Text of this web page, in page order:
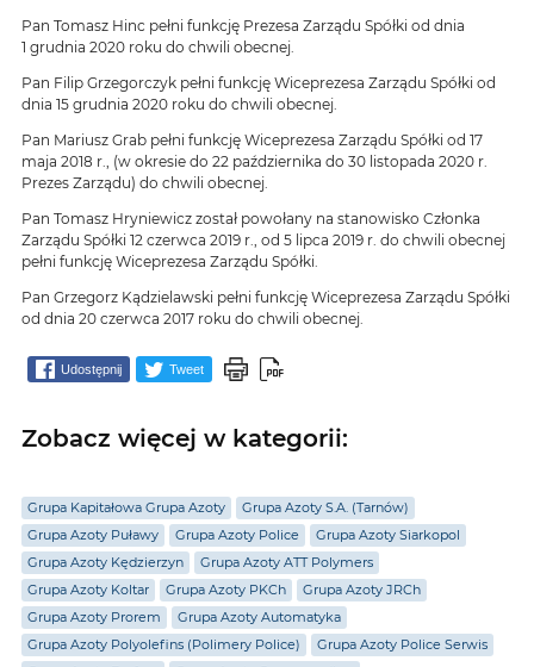
Pan Tomasz Hinc pełni funkcję Prezesa Zarządu Spółki od dnia
1 grudnia 2020 roku do chwili obecnej.
Pan Filip Grzegorczyk pełni funkcję Wiceprezesa Zarządu Spółki od
dnia 15 grudnia 2020 roku do chwili obecnej.
Pan Mariusz Grab pełni funkcję Wiceprezesa Zarządu Spółki od 17
maja 2018 r., (w okresie do 22 października do 30 listopada 2020 r.
Prezes Zarządu) do chwili obecnej.
Pan Tomasz Hryniewicz został powołany na stanowisko Członka
Zarządu Spółki 12 czerwca 2019 r., od 5 lipca 2019 r. do chwili obecnej
pełni funkcję Wiceprezesa Zarządu Spółki.
Pan Grzegorz Kądzielawski pełni funkcję Wiceprezesa Zarządu Spółki
od dnia 20 czerwca 2017 roku do chwili obecnej.
Udostępnij Tweet
Zobacz więcej w kategorii:
Grupa Kapitałowa Grupa Azoty
Grupa Azoty S.A. (Tarnów)
Grupa Azoty Puławy
Grupa Azoty Police
Grupa Azoty Siarkopol
Grupa Azoty Kędzierzyn
Grupa Azoty ATT Polymers
Grupa Azoty Koltar
Grupa Azoty PKCh
Grupa Azoty JRCh
Grupa Azoty Prorem
Grupa Azoty Automatyka
Grupa Azoty Polyolefins (Polimery Police)
Grupa Azoty Police Serwis